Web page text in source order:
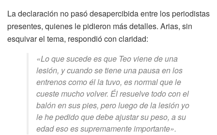
La declaración no pasó desapercibida entre los periodistas
presentes, quienes le pidieron más detalles. Arias, sin
esquivar el tema, respondió con claridad:
«Lo que sucede es que Teo viene de una
lesión, y cuando se tiene una pausa en los
entrenos como él la tuvo, es normal que le
cueste mucho volver. Él resuelve todo con el
balón en sus pies, pero luego de la lesión yo
le he pedido que debe ajustar su peso, a su
edad eso es supremamente importante».